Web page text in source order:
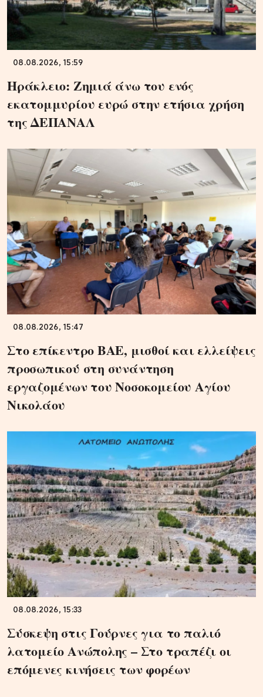
08.08.2026, 15:59
Ηράκλειο: Ζημιά άνω του ενός
εκατομμυρίου ευρώ στην ετήσια χρήση
της ΔΕΠΑΝΑΛ
08.08.2026, 15:47
Στο επίκεντρο ΒΑΕ, μισθοί και ελλείψεις
προσωπικού στη συνάντηση
εργαζομένων του Νοσοκομείου Αγίου
Νικολάου
08.08.2026, 15:33
Σύσκεψη στις Γούρνες για το παλιό
λατομείο Ανώπολης – Στο τραπέζι οι
επόμενες κινήσεις των φορέων